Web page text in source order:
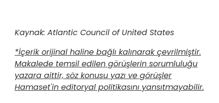
Kaynak: Atlantic Council of United States
*İçerik orijinal haline bağlı kalınarak çevrilmiştir.
Makalede temsil edilen görüşlerin sorumluluğu
yazara aittir, söz konusu yazı ve görüşler
Hamaset'in editoryal politikasını yansıtmayabilir.